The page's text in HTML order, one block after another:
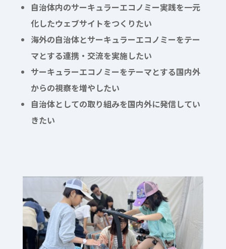
自治体内のサーキュラーエコノミー実践を一元
化したウェブサイトをつくりたい
海外の自治体とサーキュラーエコノミーをテー
マとする連携・交流を実施したい
サーキュラーエコノミーをテーマとする国内外
からの視察を増やしたい
自治体としての取り組みを国内外に発信してい
きたい